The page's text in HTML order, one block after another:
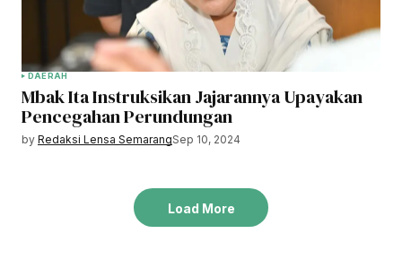
DAERAH
Mbak Ita Instruksikan Jajarannya Upayakan
Pencegahan Perundungan
by Redaksi Lensa SemarangSep 10, 2024
Load More